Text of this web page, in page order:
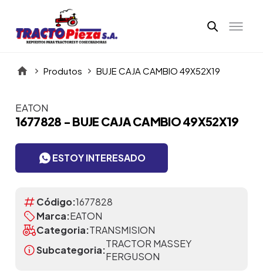
Produtos BUJE CAJA CAMBIO 49X52X19
Itens da Galeria
EATON
1677828 - BUJE CAJA CAMBIO 49X52X19
ESTOY INTERESADO
Código:1677828
Marca:EATON
Categoria:TRANSMISION
Subcategoria:
TRACTOR MASSEY
FERGUSON